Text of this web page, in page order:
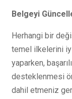
Belgeyi
Herhangi bir
temel ilkelerini
yaparken,
desteklenmesi
dahil etmeniz